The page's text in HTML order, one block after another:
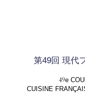
第49回 現代
49e
CUISINE